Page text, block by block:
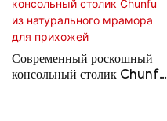
Современный роскошный
консольный столик Chunfu